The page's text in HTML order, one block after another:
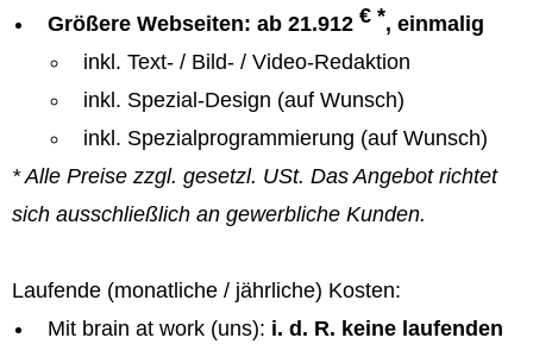
Größere Webseiten: ab 21.912 € *, einmalig
inkl. Text- / Bild- / Video-Redaktion
inkl. Spezial-Design (auf Wunsch)
inkl. Spezialprogrammierung (auf Wunsch)
* Alle Preise zzgl. gesetzl. USt. Das Angebot richtet
sich ausschließlich an gewerbliche Kunden.
Laufende (monatliche / jährliche) Kosten:
Mit brain at work (uns): i. d. R. keine laufenden